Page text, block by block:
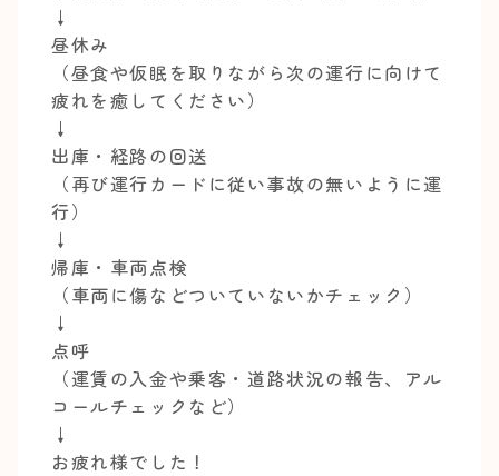
↓
昼休み
（昼食や仮眠を取りながら次の運行に向けて
疲れを癒してください）
↓
出庫・経路の回送
（再び運行カードに従い事故の無いように運
行）
↓
帰庫・車両点検
（車両に傷などついていないかチェック）
↓
点呼
（運賃の入金や乗客・道路状況の報告、アル
コールチェックなど）
↓
お疲れ様でした！